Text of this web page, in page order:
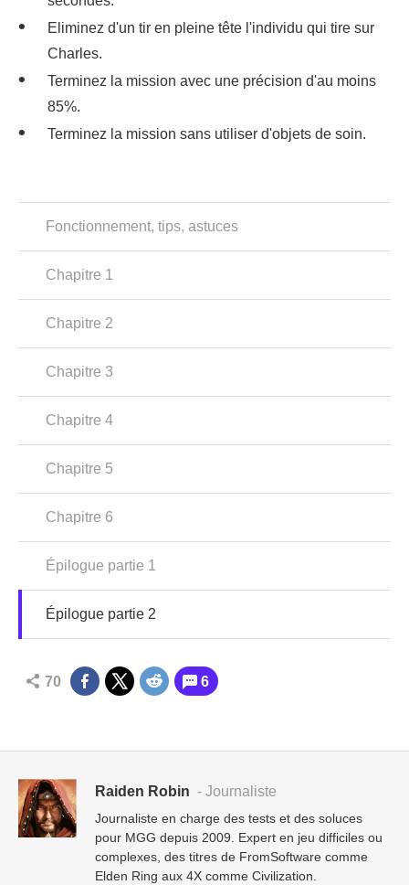
Eliminez d'un tir en pleine tête l'individu qui tire sur
Charles.
Terminez la mission avec une précision d'au moins
85%.
Terminez la mission sans utiliser d'objets de soin.
Fonctionnement, tips, astuces
Chapitre 1
Chapitre 2
Chapitre 3
Chapitre 4
Chapitre 5
Chapitre 6
Épilogue partie 1
Épilogue partie 2
70 6
Raiden Robin - Journaliste
Journaliste en charge des tests et des soluces
pour MGG depuis 2009. Expert en jeu difficiles ou
complexes, des titres de FromSoftware comme
Elden Ring aux 4X comme Civilization.